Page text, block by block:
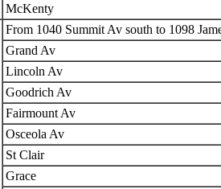
McKenty
From 1040 Summit Av south to 1098
Grand Av
Lincoln Av
Goodrich Av
Fairmount Av
Osceola Av
St Clair
Grace